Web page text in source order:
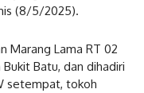
(8/5/2025).
Marang Lama RT 02
Batu, dan dihadiri
setempat, tokoh